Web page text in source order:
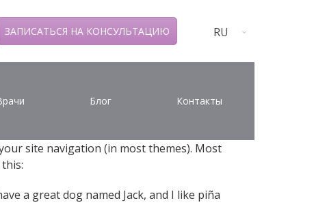
ЗАПИСАТЬСЯ НА КОНСУЛЬТАЦИЮ RU
Блог Контакты
site navigation (in most themes). Most
a great dog named Jack, and I like piña